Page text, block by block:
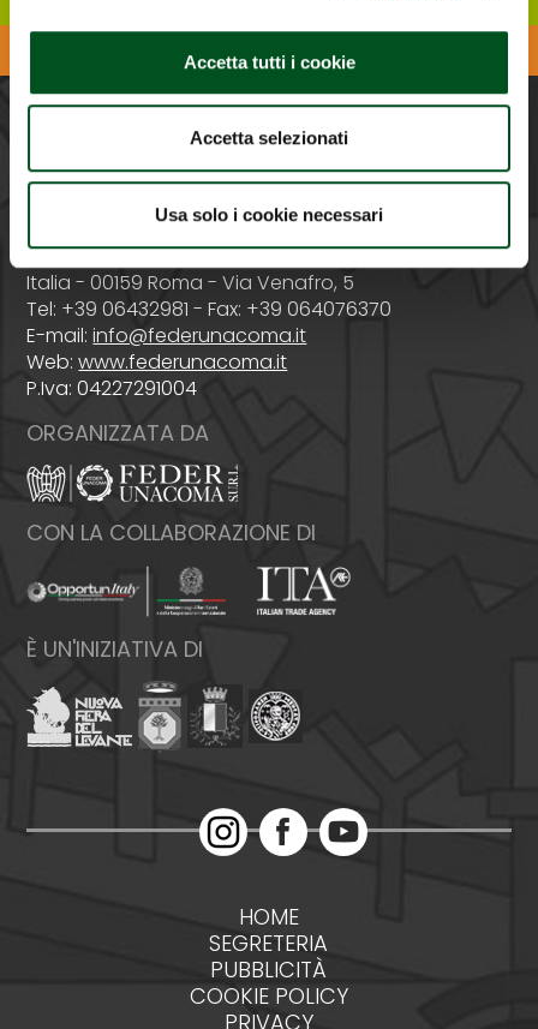
Accetta tutti i cookie
Accetta selezionati
Usa solo i cookie necessari
Scarica l'APP di Agrilevante
Italia - 00159 Roma - Via Venafro, 5
Tel: +39 06432981 - Fax: +39 064076370
E-mail:info@federunacoma.it
Web:www.federunacoma.it
P.Iva: 04227291004
ORGANIZZATA DA
CON LA COLLABORAZIONE DI
È UN'INIZIATIVA DI
HOME
SEGRETERIA
PUBBLICITÀ
COOKIE POLICY
PRIVACY